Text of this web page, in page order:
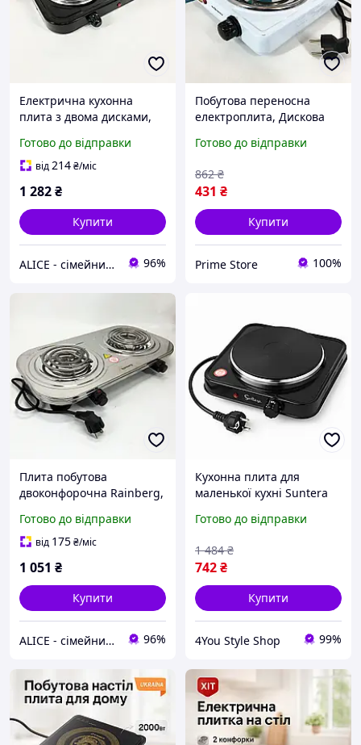
Електрична кухонна
плита з двома дисками,
маленької кухні
Електрична настільна ZS-
Готово до відправки
від214₴/міс
1 282₴
Купити
ALICE - сімейний Інтернет-магазин, товари для всієї родини 96%
Побутова переносна
електроплита, Дискова
плита для маленької кухні
Готово до відправки
431 ₴
862 ₴
Купити
Prime Store 100%
Плита побутова
двоконфорочна Rainberg,
настільна компактна
Кухонна електрична TP-
Готово до відправки
від 175₴/міс
1 051 ₴
Купити
ALICE - сімейний Інтернет-магазин, товари для всієї родини 96%
Кухонна плита для
маленької кухні Suntera
електрична переносна
Готово до відправки
742₴
1 484 ₴
Купити
4You Style Shop 99%